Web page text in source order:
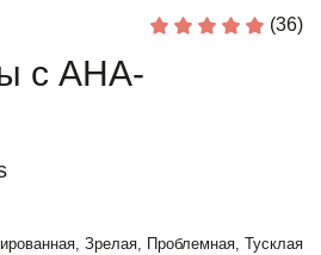
(36)
с АНА-
Зрелая, Проблемная, Тусклая